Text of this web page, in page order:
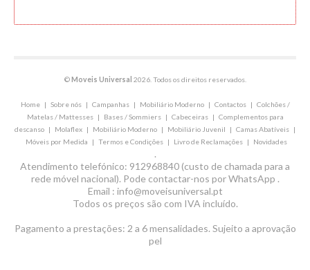
©Moveis Universal 2026. Todos os direitos reservados.
Home| Sobre nós| Campanhas| Mobiliário Moderno| Contactos| Colchões /
Matelas / Mattesses| Bases / Sommiers| Cabeceiras| Complementos para
descanso | Molaflex | Mobiliário Moderno | Mobiliário Juvenil | Camas Abatíveis |
Móveis por Medida | Termos e Condições | Livro de Reclamações | Novidades
.
Atendimento telefónico: 912968840 (custo de chamada para a
rede móvel nacional). Pode contactar-nos por WhatsApp .
Email : info@moveisuniversal.pt
Todos os preços são com IVA incluído.
Pagamento a prestações: 2 a 6 mensalidades. Sujeito a aprovação
pel